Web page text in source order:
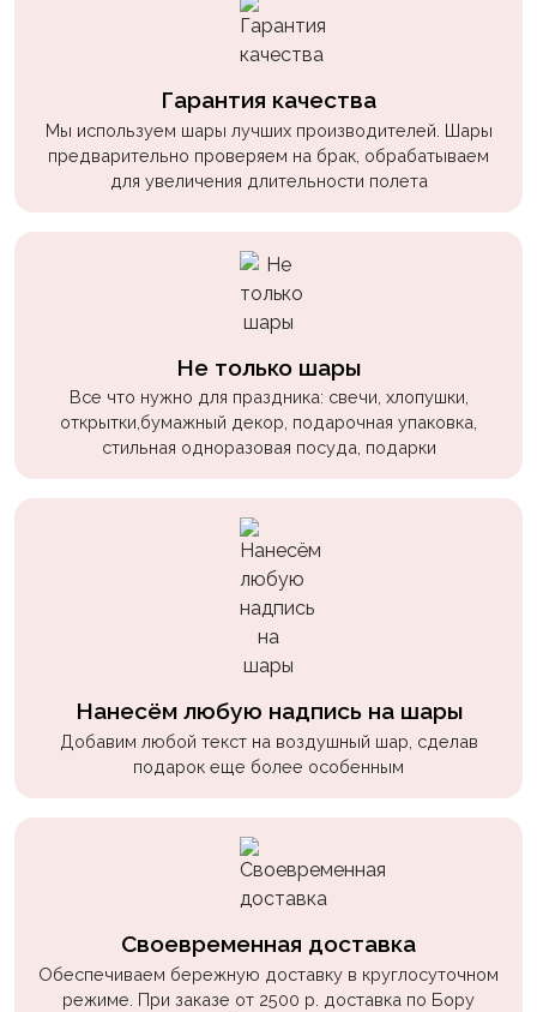
Гарантия качества
Мы используем шары лучших производителей. Шары
предварительно проверяем на брак, обрабатываем
для увеличения длительности полета
Не только шары
Все что нужно для праздника: свечи, хлопушки,
открытки,бумажный декор, подарочная упаковка,
стильная одноразовая посуда, подарки
Нанесём любую надпись на шары
Добавим любой текст на воздушный шар, сделав
подарок еще более особенным
Своевременная доставка
Обеспечиваем бережную доставку в круглосуточном
режиме. При заказе от 2500 р. доставка по Бору
Природа
Сладости